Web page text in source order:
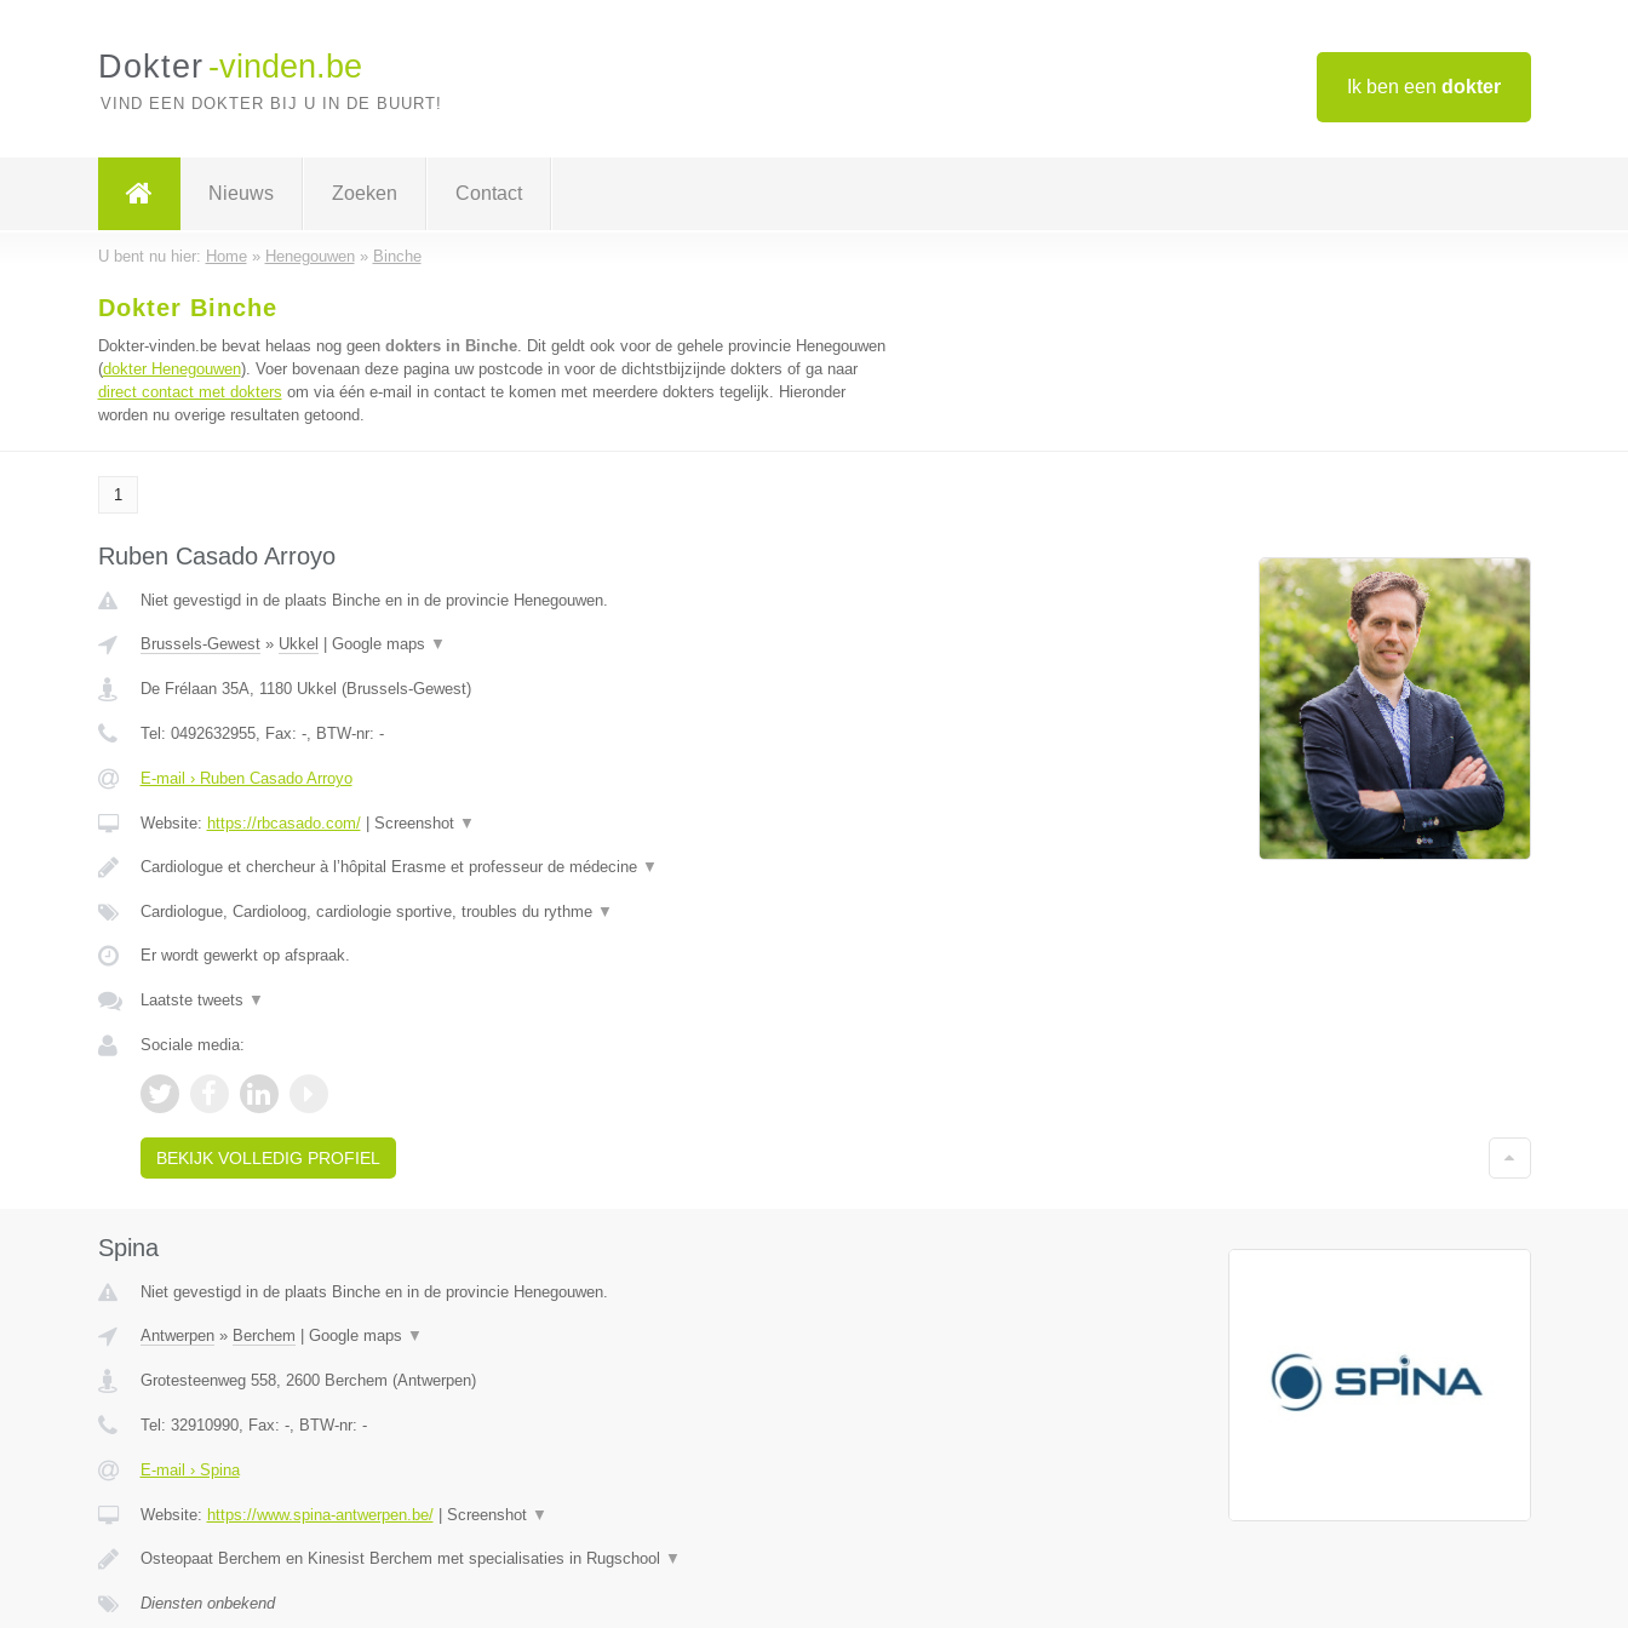
Ik ben een dokter
Dokter -vinden.be
VIND EEN DOKTER BIJ U IN DE BUURT!
Nieuws Zoeken Contact
U bent nu hier: Home» Henegouwen» Binche
Dokter Binche
Dokter-vinden.be bevat helaas nog geen dokters in Binche. Dit geldt ook voor de gehele provincie Henegouwen
(dokter Henegouwen). Voer bovenaan deze pagina uw postcode in voor de dichtstbijzijnde dokters of ga naar
direct contact met dokters om via één e-mail in contact te komen met meerdere dokters tegelijk. Hieronder
worden nu overige resultaten getoond.
1
Ruben Casado Arroyo
Niet gevestigd in de plaats Binche en in de provincie Henegouwen.
Brussels-Gewest» Ukkel Google maps ▼
De Frélaan 35A, 1180 Ukkel (Brussels-Gewest)
Tel: 0492632955, Fax: -, BTW-nr: -
E-mail › Ruben Casado Arroyo
Website: https://rbcasado.com/| Screenshot ▼
Cardiologue et chercheur à l’hôpital Erasme et professeur de médecine ▼
Cardiologue, Cardioloog, cardiologie sportive, troubles du rythme ▼
Er wordt gewerkt op afspraak.
Laatste tweets ▼
Sociale media:
BEKIJK VOLLEDIG PROFIEL
Spina
Niet gevestigd in de plaats Binche en in de provincie Henegouwen.
Antwerpen» Berchem Google maps ▼
Grotesteenweg 558, 2600 Berchem (Antwerpen)
Tel: 32910990, Fax: -, BTW-nr: -
E-mail › Spina
Website: https://www.spina-antwerpen.be/| Screenshot ▼
Osteopaat Berchem en Kinesist Berchem met specialisaties in Rugschool ▼
Diensten onbekend